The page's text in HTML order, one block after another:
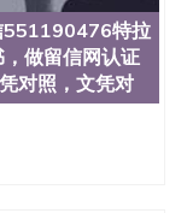
历学位认证，
国人员证明
。 3、留信网
用。 四、办理
学院、交流学
程学院、健康
551190476特拉
做留信网认证
对照，文凭对